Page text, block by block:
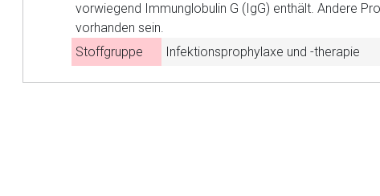
vorwiegend Immunglobulin G (IgG) enthält. Andere
vorhanden sein.
Stoffgruppe
Infektionsprophylaxe und -therapie
Aufruf einer
Der von Ihnen
Betreiber verantwortlich.